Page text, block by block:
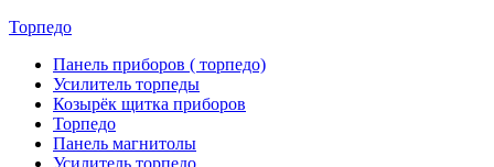
Торпедо
Панель приборов ( торпедо)
Усилитель торпеды
Козырёк щитка приборов
Торпедо
Панель магнитолы
Усилитель торпедо